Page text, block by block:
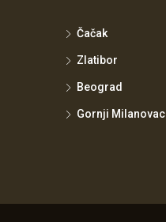
Čačak
Zlatibor
Beograd
Gornji Milanovac